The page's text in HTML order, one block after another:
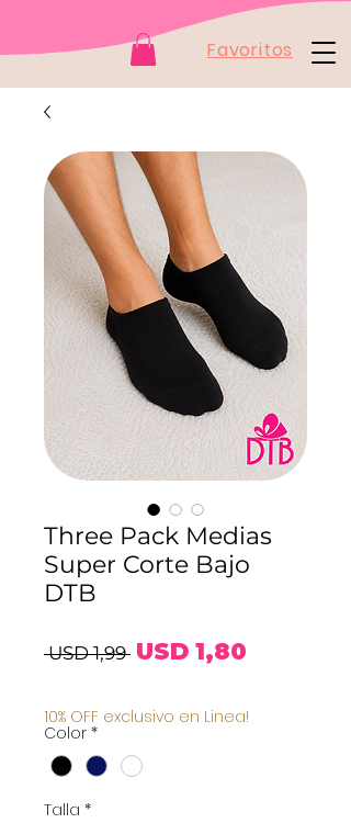
Favoritos
Three Pack Medias
Super Corte Bajo
DTB
USD 1,99 Precio
USD 1,80
de
10% OFF exclusivo en Linea!
Color *
Talla *